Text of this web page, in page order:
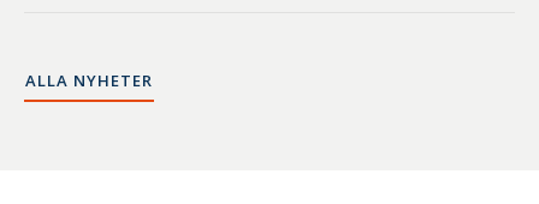
ALLA NYHETER